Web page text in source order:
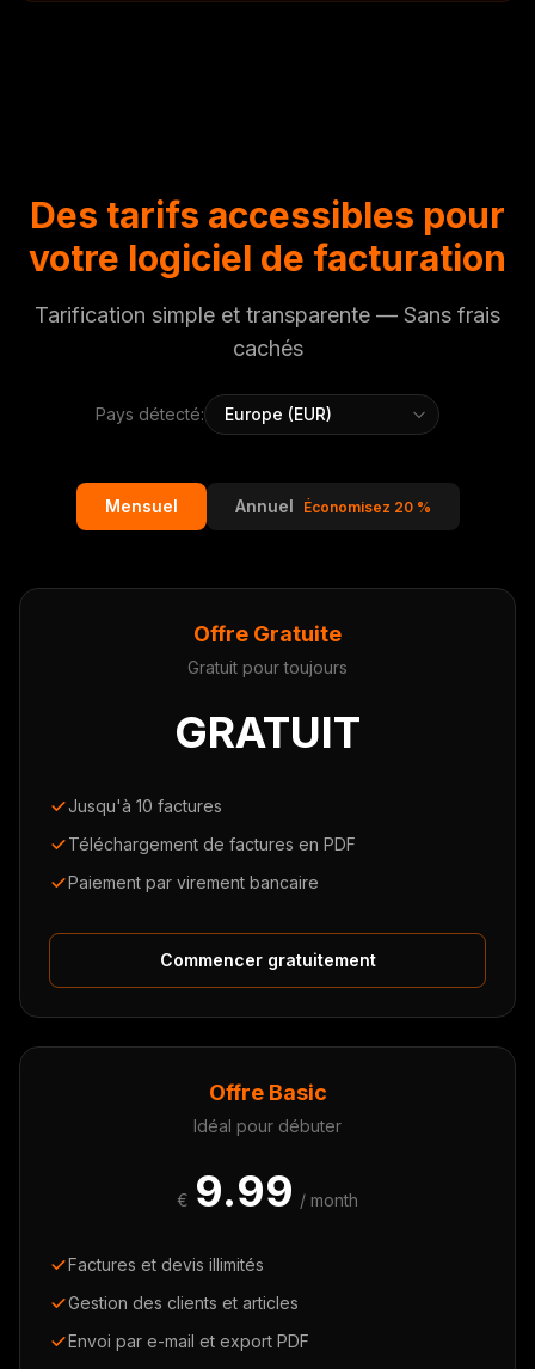
Des tarifs accessibles pour
votre logiciel de facturation
Tarification simple et transparente — Sans frais
cachés
Pays détecté:
Mensuel Annuel Économisez 20 %
Offre Gratuite
Gratuit pour toujours
GRATUIT
Jusqu'à 10 factures
Téléchargement de factures en PDF
Paiement par virement bancaire
Commencer gratuitement
Offre Basic
Idéal pour débuter
€ 9.99 / month
Factures et devis illimités
Gestion des clients et articles
Envoi par e-mail et export PDF